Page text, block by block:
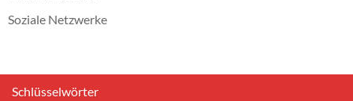
Soziale Netzwerke
Schlüsselwörter